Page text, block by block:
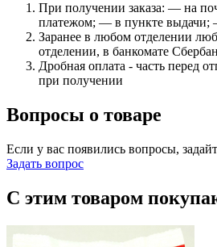
При получении заказа: — на
платежом; — в пункте выдачи;
Заранее в любом отделении
отделении, в банкомате
Дробная оплата - часть перед
при получении
Вопросы о товаре
Если у вас появились вопросы,
Задать вопрос
С этим товаром